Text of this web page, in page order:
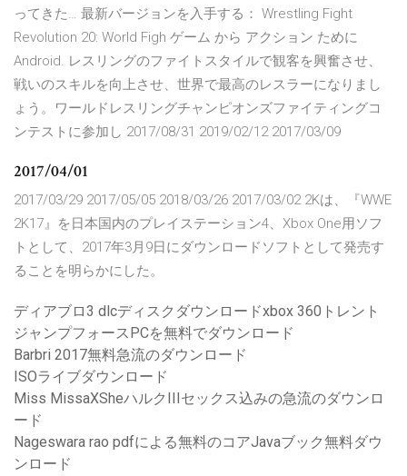
ってきた… 最新バージョンを入手する： Wrestling Fight
Revolution 20: World Figh ゲーム から アクション ために
Android. レスリングのファイトスタイルで観客を興奮させ、
戦いのスキルを向上させ、世界で最高のレスラーになりまし
ょう。ワールドレスリングチャンピオンズファイティングコ
ンテストに参加し 2017/08/31 2019/02/12 2017/03/09
2017/04/01
2017/03/29 2017/05/05 2018/03/26 2017/03/02 2Kは、『WWE
2K17』を日本国内のプレイステーション4、Xbox One用ソフ
トとして、2017年3月9日にダウンロードソフトとして発売す
ることを明らかにした。
ディアブロ3 dlcディスクダウンロードxbox 360トレント
ジャンプフォースPCを無料でダウンロード
Barbri 2017無料急流のダウンロード
ISOライブダウンロード
Miss MissaXSheハルクIIIセックス込みの急流のダウンロ
ード
Nageswara rao pdfによる無料のコアJavaブック無料ダウ
ンロード